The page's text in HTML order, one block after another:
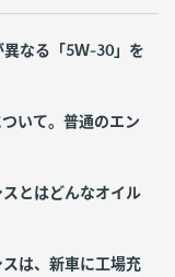
なる「5Ｗ-30」を
いて。普通のエン
とはどんなオイル
は、新車に工場充